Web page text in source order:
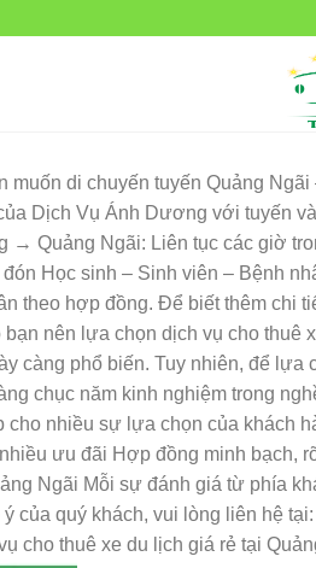
di chuyến tuyến Quảng
Dịch Vụ Ánh Dương với tuyến
→ Quảng Ngãi: Liên tục các giờ
Học sinh – Sinh viên – Bệnh
theo hợp đồng. Để biết thêm chi
nên lựa chọn dịch vụ cho
càng phổ biến. Tuy nhiên, để
chục năm kinh nghiệm trong
nhiều sự lựa chọn của khách
ưu đãi Hợp đồng minh bạch,
Ngãi Mỗi sự đánh giá từ phía
của quý khách, vui lòng liên hệ
cho thuê xe du lịch giá rẻ tại